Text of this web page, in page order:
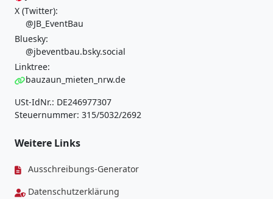
X (Twitter):
@JB_EventBau
Bluesky:
@jbeventbau.bsky.social
Linktree:
bauzaun_mieten_nrw.de
USt-IdNr.: DE246977307
Steuernummer: 315/5032/2692
Weitere Links
Ausschreibungs-Generator
Datenschutzerklärung